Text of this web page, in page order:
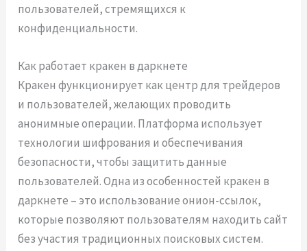
пользователей, стремящихся к
конфиденциальности.
Как работает кракен в даркнете
Кракен функционирует как центр для трейдеров
и пользователей, желающих проводить
анонимные операции. Платформа использует
технологии шифрования и обеспечивания
безопасности, чтобы защитить данные
пользователей. Одна из особенностей кракен в
даркнете – это использование онион-ссылок,
которые позволяют пользователям находить сайт
без участия традиционных поисковых систем.